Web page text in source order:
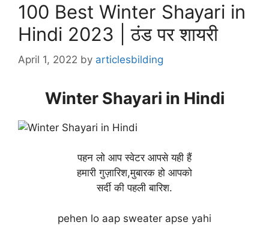
100 Best Winter Shayari in
Hindi 2023 | ठंड पर शायरी
April 1, 2022 by articlesbilding
Winter Shayari in Hindi
पहन लो आप स्वेटर आपसे यही हैं
हमारी गुज़ारिश,मुबारक हो आपको
सर्दी की पहली बारिश.
pehen lo aap sweater apse yahi